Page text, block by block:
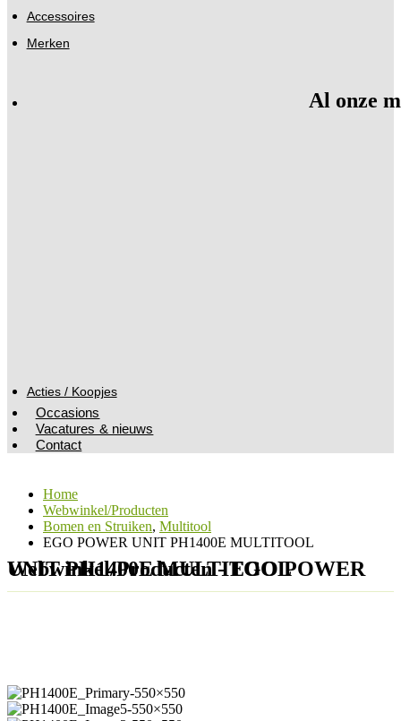
Accessoires
Merken
Al onze
Acties / Koopjes
Occasions
Vacatures & nieuws
Contact
Home
Webwinkel/Producten
Bomen en Struiken, Multitool
EGO POWER UNIT PH1400E MULTITOOL
Webwinkel/Producten - EGO POWER UNIT PH1400E MULTITOOL